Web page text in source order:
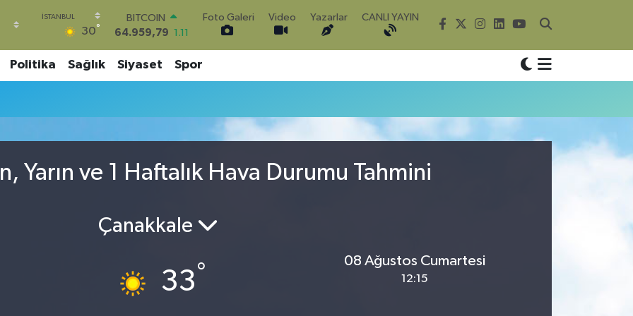
30°
BITCOIN
64.959,79 1.11
DOLAR
47,7436
0.18
BİST100
13.779 -14
Foto Galeri Video Yazarlar CANLI YAYIN
Politika Sağlık Siyaset Spor
Yarın ve 1 Haftalık Hava Durumu Tahmini
Çanakkale
33°
08 Ağustos Cumartesi
12:15